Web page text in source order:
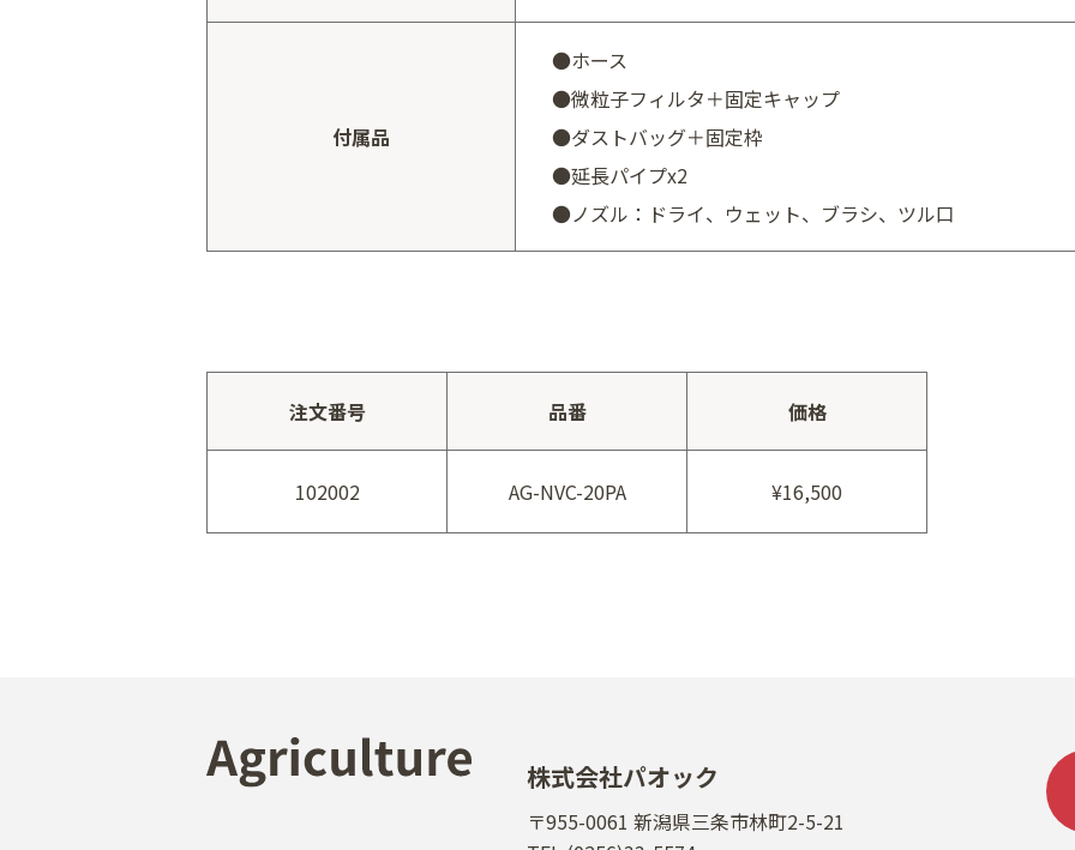
付属品
●ホース
●微粒子フィルタ＋固定キャップ
●ダストバッグ＋固定枠
●延長パイプx2
●ノズル：ドライ、ウェット、ブラシ、ツル口
注文番号 品番 価格
102002 AG-NVC-20PA ¥16,500
株式会社パオック
〒955-0061 新潟県三条市林町2-5-21